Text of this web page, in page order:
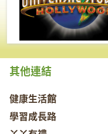
其他連結
健康生活館
學習成長路